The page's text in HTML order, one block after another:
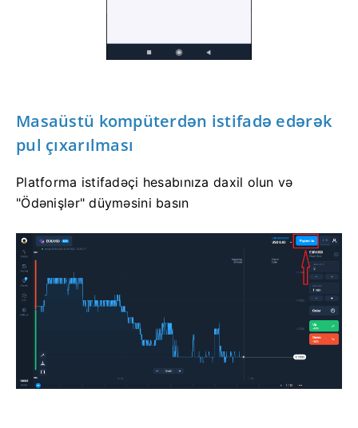
Masaüstü kompüterdən istifadə edərək
pul çıxarılması
Platforma istifadəçi hesabınıza daxil olun və
"Ödənişlər" düyməsini basın